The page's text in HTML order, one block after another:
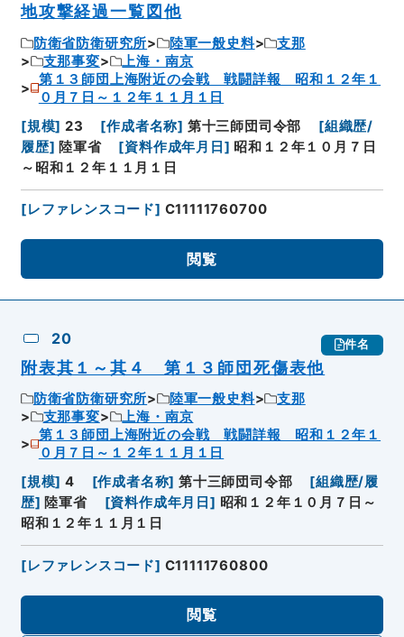
地攻撃経過一覧図他
防衛省防衛研究所 陸軍一般史料
支那
支那事変
上海・南京
第１３師団上海附近の会戦 戦闘詳報 昭和１２年１
０月７日～１２年１１月１日
[規模] 23 [作成者名称] 第十三師団司令部 [組織歴/
履歴] 陸軍省 [資料作成年月日 ] 昭和１２年１０月７日
～昭和１２年１１月１日
[レファレンスコード] C11111760700
閲覧
20 件名
附表其１～其４ 第１３師団死傷表他
防衛省防衛研究所 陸軍一般史料
支那
支那事変
上海・南京
第１３師団上海附近の会戦 戦闘詳報 昭和１２年１
０月７日～１２年１１月１日
[規模] 4 [作成者名称] 第十三師団司令部 [組織歴/履
歴] 陸軍省 [資料作成年月日] 昭和１２年１０月７日～
昭和１２年１１月１日
[レファレンスコード] C11111760800
閲覧